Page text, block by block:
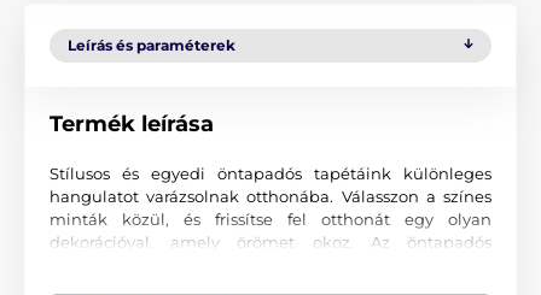
Leírás és paraméterek
Termék leírása
Stílusos és egyedi öntapadós tapétáink különleges
hangulatot varázsolnak otthonába. Válasszon a színes
minták közül, és frissítse fel otthonát egy olyan
dekorációval, amely örömet okoz. Az öntapadós